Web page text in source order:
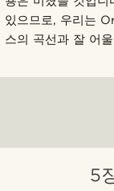
있으므로, 우리는
스의 곡선과 잘 어
5